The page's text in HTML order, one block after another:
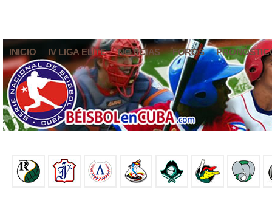
INICIO IV LIGA ELITE NOTICIAS FOROS